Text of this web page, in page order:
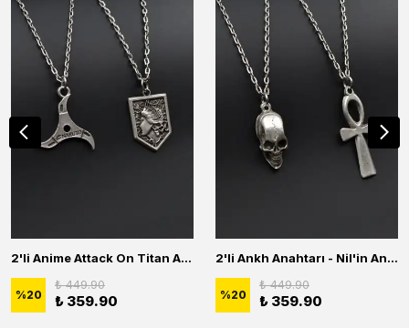
2'li Anime Attack On Titan Acrylic Maria Anime Naruto Erkek Kadın Kolye Seti
%20
₺ 449.90
₺ 359.90
2'li Ankh Anahtarı - Nil'in Anahtarı - Kuru Kafa Erkek Kadın Kolye Seti
%20
₺ 449.90
₺ 359.90